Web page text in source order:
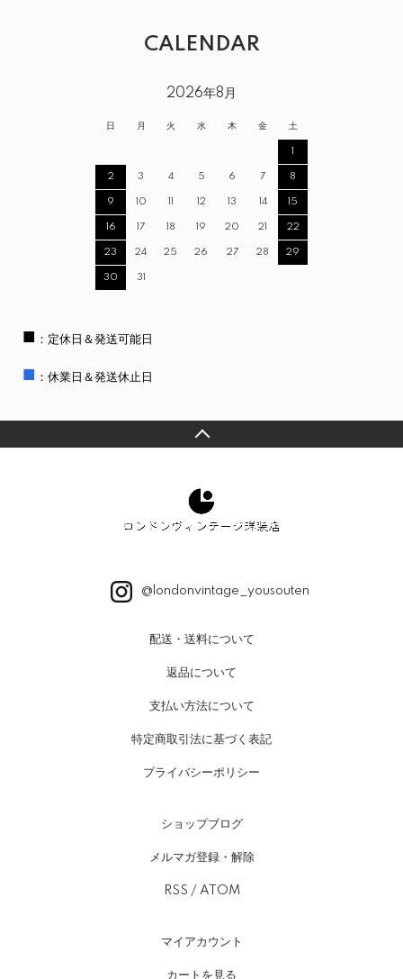
CALENDAR
2026年8月
日 月 火 水 木 金 土
1
2 3 4 5 6 7 8
9 10 11 12 13 14 15
16 17 18 19 20 21 22
23 24 25 26 27 28 29
30 31
■ ：定休日＆発送可能日
■ ：休業日＆発送休止日
@londonvintage_yousouten
配送・送料について
返品について
支払い方法について
特定商取引法に基づく表記
プライバシーポリシー
ショップブログ
メルマガ登録・解除
RSS / ATOM
マイアカウント
カートを見る